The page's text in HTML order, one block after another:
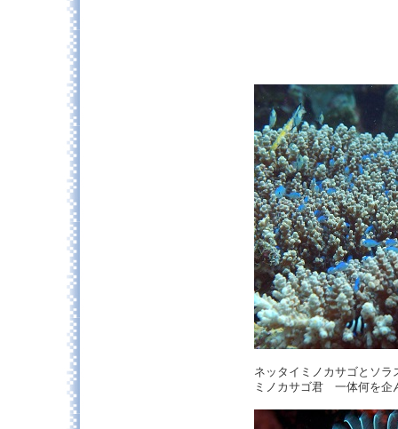
ネッタイミノカサゴとソラ
ミノカサゴ君 一体何を企